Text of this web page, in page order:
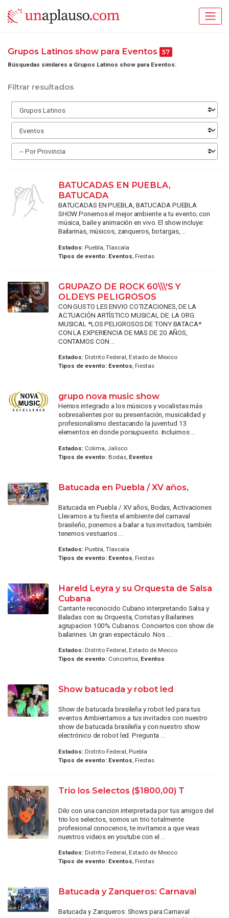
Grupos Latinos show para Eventos 57
Búsquedas similares a Grupos Latinos show para Eventos:
Filtrar resultados
BATUCADAS EN PUEBLA,
BATUCADA
BATUCADAS EN PUEBLA, BATUCADA PUEBLA
SHOW Ponemos el mejor ambiente a tu evento; con
música, baile y animación en vivo. El show incluye:
Bailarinas, músicos, zanqueros, botargas, ...
Estados:Puebla, Tlaxcala
Tipos de evento: Eventos, Fiestas
GRUPAZO DE ROCK 60\\\'S Y
OLDEYS PELIGROSOS
CON GUSTO LES ENVIO COTIZACIONES, DE LA
ACTUACIÓN ARTÍSTICO MUSICAL DE: LA ORG.
MUSICAL *LOS PELIGROSOS DE TONY BATACA*
CON LA EXPERIENCIA DE MAS DE 20 AÑOS,
CONTAMOS CON ...
Estados:Distrito Federal, Estado de Mexico
Tipos de evento: Eventos, Fiestas
grupo nova music show
Hemos integrado a los músicos y vocalistas más
sobresalientes por su presentación, musicalidad y
profesionalismo destacando la juventud 13
elementos en donde porsupuesto. Incluimos ...
Estados:Colima, Jalisco
Tipos de evento:Bodas, Eventos
Batucada en Puebla / XV años,
Batucada en Puebla / XV años, Bodas, Activaciones
Llevamos a tu fiesta el ambiente del carnaval
brasileño, ponemos a bailar a tus invitados, también
tenemos vestuarios ...
Estados:Puebla, Tlaxcala
Tipos de evento: Eventos, Fiestas
Hareld Leyra y su Orquesta de Salsa
Cubana
Cantante reconocido Cubano interpretando Salsa y
Baladas con su Orquesta, Coristas y Bailarines
agrupacion 100% Cubanos. Conciertos con show de
bailarines. Un gran espectáculo. Nos ...
Estados:Distrito Federal, Estado de Mexico
Tipos de evento:Conciertos, Eventos
Show batucada y robot led
Show de batucada brasileña y robot led para tus
eventos Ambientamos a tus invitados con nuestro
show de batucada brasileña y con nuestro show
electrónico de robot led. Pregunta ...
Estados:Distrito Federal, Puebla
Tipos de evento: Eventos, Fiestas
Trio los Selectos ($1800,00) T
Dilo con una cancion interpretada por tus amigos del
trio los selectos, somos un trio totalmente
profesional conocenos, te invitamos a que veas
nuestros videos en youtube con el ...
Estados:Distrito Federal, Estado de Mexico
Tipos de evento: Eventos, Fiestas
Batucada y Zanqueros: Carnaval
Batucada y Zanqueros: Shows para Carnaval